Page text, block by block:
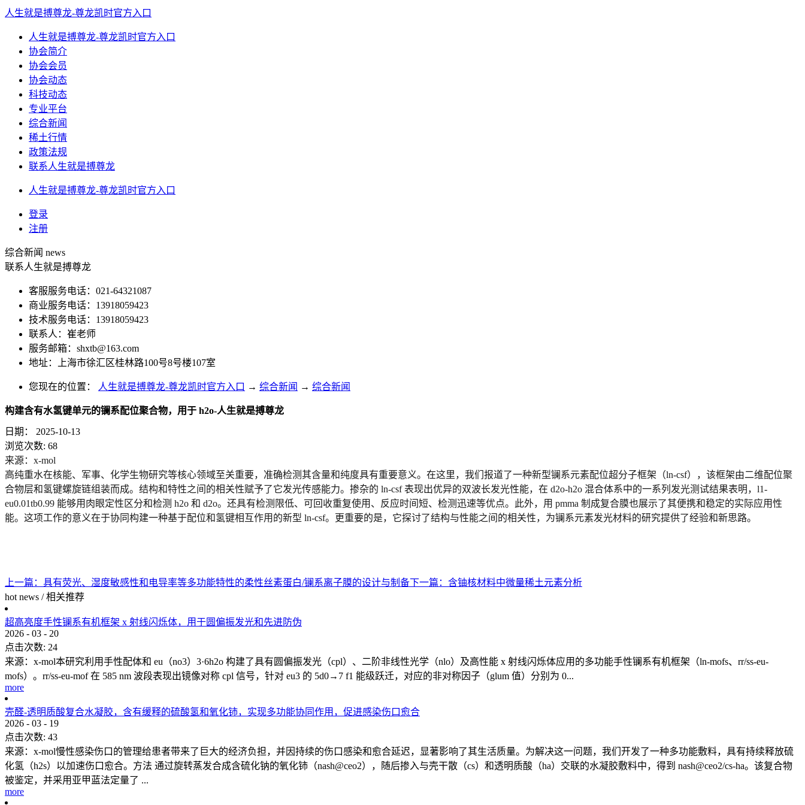
人生就是搏尊龙-尊龙凯时官方入口
人生就是搏尊龙-尊龙凯时官方入口
协会简介
协会会员
协会动态
科技动态
专业平台
综合新闻
稀土行情
政策法规
联系人生就是搏尊龙
人生就是搏尊龙-尊龙凯时官方入口
登录
注册
综合新闻 news
联系人生就是搏尊龙
客服服务电话：021-64321087
商业服务电话：13918059423
技术服务电话：13918059423
联系人：崔老师
服务邮箱： shxtb@163.com
地址：上海市徐汇区桂林路100号8号楼107室
您现在的位置： 人生就是搏尊龙-尊龙凯时官方入口 → 综合新闻 → 综合新闻
构建含有水氢键单元的镧系配位聚合物，用于 h2o-人生就是搏尊龙
日期：
2025-10-13
浏览次数: 68
来源：x-mol
高纯重水在核能、军事、化学生物研究等核心领域至关重要，准确检测其含量和纯度具有重要意义。在这里，我们报道了一种新型镧系元素配位超分子框架（ln-csf），该框架由二维配位聚
合物层和氢键螺旋链组装而成。结构和特性之间的相关性赋予了它发光传感能力。掺杂的 ln-csf 表现出优异的双波长发光性能，在 d2o-h2o 混合体系中的一系列发光测试结果表明，l1-
eu0.01tb0.99 能够用肉眼定性区分和检测 h2o 和 d2o。还具有检测限低、可回收重复使用、反应时间短、检测迅速等优点。此外，用 pmma 制成复合膜也展示了其便携和稳定的实际应用性
能。这项工作的意义在于协同构建一种基于配位和氢键相互作用的新型 ln-csf。更重要的是，它探讨了结构与性能之间的相关性，为镧系元素发光材料的研究提供了经验和新思路。
上一篇： 具有荧光、湿度敏感性和电导率等多功能特性的柔性丝素蛋白/镧系离子膜的设计与制备下一篇： 含铀核材料中微量稀土元素分析
hot news / 相关推荐
超高亮度手性镧系有机框架 x 射线闪烁体，用于圆偏振发光和先进防伪
2026 - 03 - 20
点击次数: 24
来源：x-mol本研究利用手性配体和 eu（no3）3·6h2o 构建了具有圆偏振发光（cpl）、二阶非线性光学（nlo）及高性能 x 射线闪烁体应用的多功能手性镧系有机框架（ln-mofs、rr/ss-eu-
mofs）。rr/ss-eu-mof 在 585 nm 波段表现出镜像对称 cpl 信号，针对 eu3 的 5d0→7 f1 能级跃迁，对应的非对称因子（glum 值）分别为 0...
more
壳醛-透明质酸复合水凝胶，含有缓释的硫酸氢和氧化铈，实现多功能协同作用，促进感染伤口愈合
2026 - 03 - 19
点击次数: 43
来源：x-mol慢性感染伤口的管理给患者带来了巨大的经济负担，并因持续的伤口感染和愈合延迟，显著影响了其生活质量。为解决这一问题，我们开发了一种多功能敷料，具有持续释放硫
化氢（h2s）以加速伤口愈合。方法 通过旋转蒸发合成含硫化钠的氧化铈（nash@ceo2），随后掺入与壳干散（cs）和透明质酸（ha）交联的水凝胶敷料中，得到 nash@ceo2/cs-ha。该复合物
被鉴定，并采用亚甲蓝法定量了 ...
more